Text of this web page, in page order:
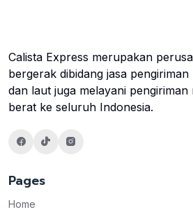
Calista Express merupakan
bergerak dibidang jasa
dan laut juga melayani pengiriman
berat ke seluruh Indonesia.
Pages
Home